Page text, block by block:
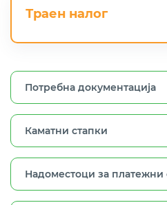
Траен налог
Потребна документација
Каматни стапки
Надоместоци за платежни